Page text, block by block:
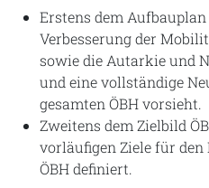
Erstens dem Aufbauplan
Verbesserung der
sowie die Autarkie und
und eine vollständige
gesamten ÖBH vorsieht.
Zweitens dem Zielbild
vorläufigen Ziele für
ÖBH definiert.